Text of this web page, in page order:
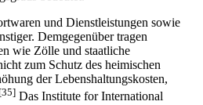
und Dienstleistungen sowie
Demgegenüber tragen
wie Zölle und staatliche
zum Schutz des heimischen
der Lebenshaltungskosten,